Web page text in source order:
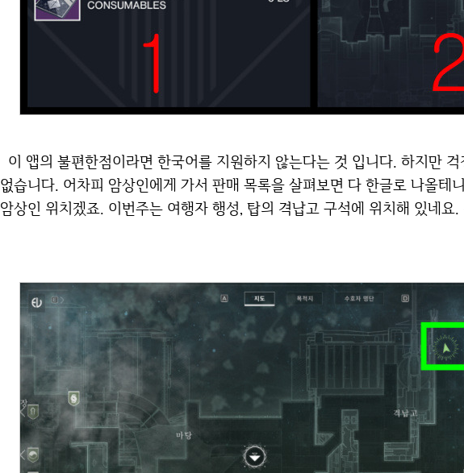
이 앱의 불편한점이라면 한국어를 지원하지 않는다는 것 입니다. 하지만 걱정 없습니다. 전혀 어려움이
없습니다. 어차피 암상인에게 가서 판매 목록을 살펴보면 다 한글로 나올테
암상인 위치겠죠. 이번주는 여행자 행성, 탑의 격납고 구석에 위치해 있네요